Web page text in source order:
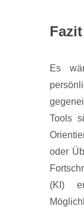
Es
Tools
oder
(KI)